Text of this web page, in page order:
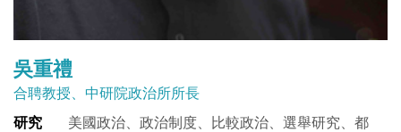
吳重禮
合聘教授、中研院政治所所長
研究
美國政治、政治制度、比較政治、選舉研究、都